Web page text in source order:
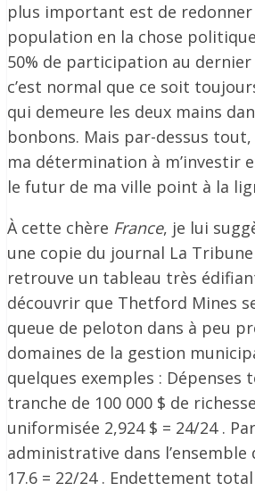
plus important est de redonner
population en la chose
50% de participation au
c’est normal que ce soit
qui demeure les deux mains
bonbons. Mais par-dessus
ma détermination à m’investir
le futur de ma ville point à la
À cette chère France, je lui
une copie du journal La
retrouve un tableau très
découvrir que Thetford Mines
queue de peloton dans à peu
domaines de la gestion
quelques exemples : Dépenses
tranche de 100 000 $ de
uniformisée 2,924 $ = 24/24 .
administrative dans l’ensemble
17.6 = 22/24 . Endettement